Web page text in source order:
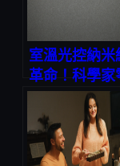
室溫光控納米
革命！科學家
限創造新量子
2026量子計算
AI材料風口即
爆產業鏈？